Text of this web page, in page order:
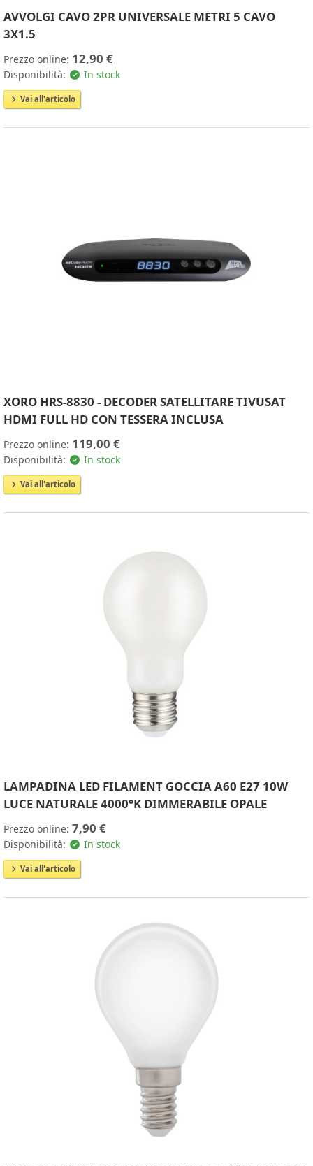
AVVOLGI CAVO 2PR UNIVERSALE METRI 5 CAVO
3X1.5
Prezzo online: 12,90 €
Disponibilità: In stock
Vai all'articolo
XORO HRS-8830 - DECODER SATELLITARE TIVUSAT
HDMI FULL HD CON TESSERA INCLUSA
Prezzo online: 119,00 €
Disponibilità: In stock
Vai all'articolo
LAMPADINA LED FILAMENT GOCCIA A60 E27 10W
LUCE NATURALE 4000°K DIMMERABILE OPALE
Prezzo online: 7,90 €
Disponibilità: In stock
Vai all'articolo